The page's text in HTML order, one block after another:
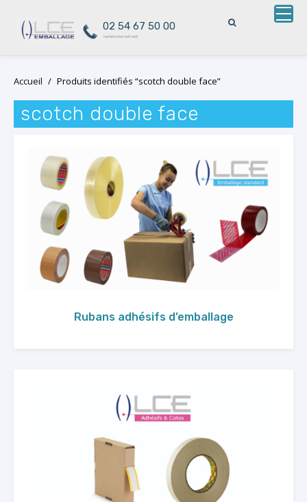
02 54 67 50 00
numéro non surtaxé
content
Accueil / Produits identifiés “scotch double face”
scotch double face
Rubans adhésifs d’emballage